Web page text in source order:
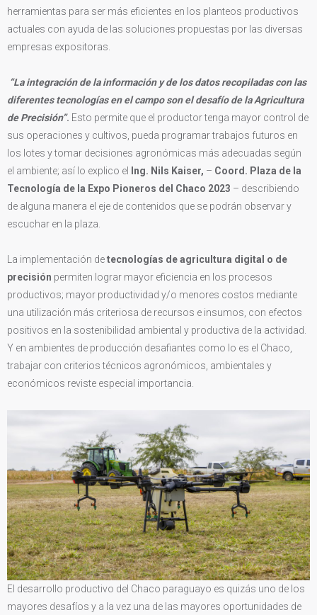
herramientas para ser más eficientes en los planteos productivos
actuales con ayuda de las soluciones propuestas por las diversas
empresas expositoras.
“La integración de la información y de los datos recopiladas con las
diferentes tecnologías en el campo son el desafío de la Agricultura
de Precisión”. Esto permite que el productor tenga mayor control de
sus operaciones y cultivos, pueda programar trabajos futuros en
los lotes y tomar decisiones agronómicas más adecuadas según
el ambiente; así lo explico el
Ing. Nils Kaiser, – Coord. Plaza de la
Tecnología de la Expo Pioneros del Chaco 2023 – describiendo
de alguna manera el eje de contenidos que se podrán observar y
escuchar en la plaza.
La implementación detecnologías de agricultura digital o de
precisión permiten lograr mayor eficiencia en los procesos
productivos; mayor productividad y/o menores costos mediante
una utilización más criteriosa de recursos e insumos, con efectos
positivos en la sostenibilidad ambiental y productiva de la actividad.
Y en ambientes de producción desafiantes como lo es el Chaco,
trabajar con criterios técnicos agronómicos, ambientales y
económicos reviste especial importancia.
El desarrollo productivo del Chaco paraguayo es quizás uno de los
mayores desafíos y a la vez una de las mayores oportunidades de